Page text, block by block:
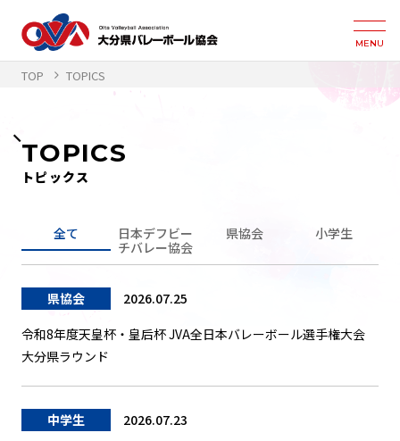
MENU
TOP TOPICS
TOPICS
トピックス
全て
日本デフビー
チバレー協会
県協会 小学生
県協会 2026.07.25
令和8年度天皇杯・皇后杯 JVA全日本バレーボール選手権大会
大分県ラウンド
中学生 2026.07.23